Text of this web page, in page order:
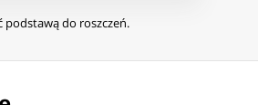
podstawą do roszczeń.